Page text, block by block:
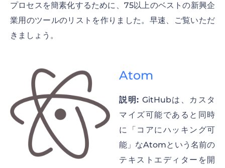
プロセスを簡素化するために、75以上のベストの新興企
業用のツールのリストを作りました。早速、ご覧いただ
きましょう。
Atom
説明: GitHubは、カスタ
マイズ可能であると同時
に「コアにハッキング可
能」なAtomという名前の
テキストエディターを開